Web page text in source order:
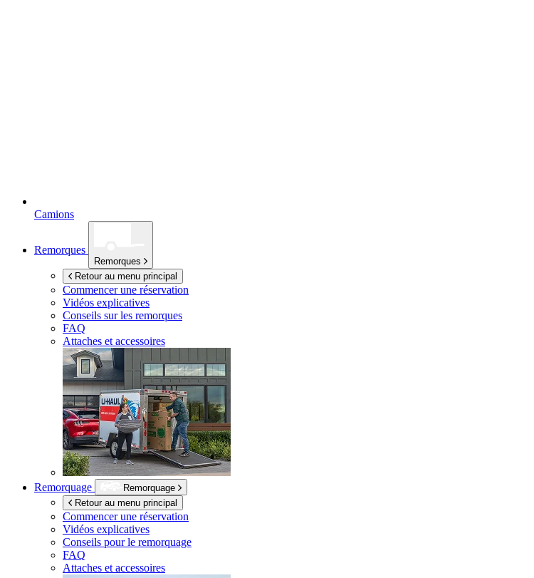
Camions
Remorques
Remorques
Retour au menu principal
Commencer une réservation
Vidéos explicatives
Conseils sur les remorques
FAQ
Attaches et accessoires
Remorquage
Remorquage
Retour au menu principal
Commencer une réservation
Vidéos explicatives
Conseils pour le remorquage
FAQ
Attaches et accessoires